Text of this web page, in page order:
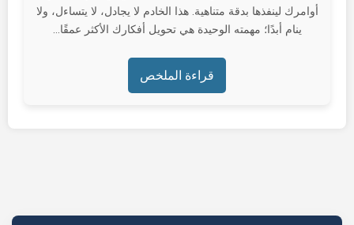
أوامرك لينفذها بدقة متناهية. هذا الخادم لا يجادل، لا يتساءل، ولا
ينام أبدًا؛ مهمته الوحيدة هي تحويل أفكارك الأكثر عمقًا...
قراءة الملخص